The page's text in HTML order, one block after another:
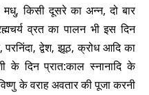
किसी दूसरे का अन्न, दो बार
व्रत का पालन भी इस दिन
द्वेश, झूठ, क्रोध आदि का
के दिन प्रात:काल स्नानादि के
के वराह अवतार की पूजा करनी